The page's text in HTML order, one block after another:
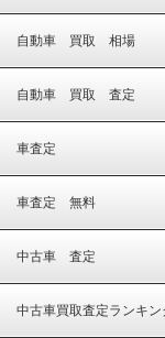
自動車 買取 相場
自動車 買取 査定
車査定
車査定 無料
中古車 査定
中古車買取査定ランキン